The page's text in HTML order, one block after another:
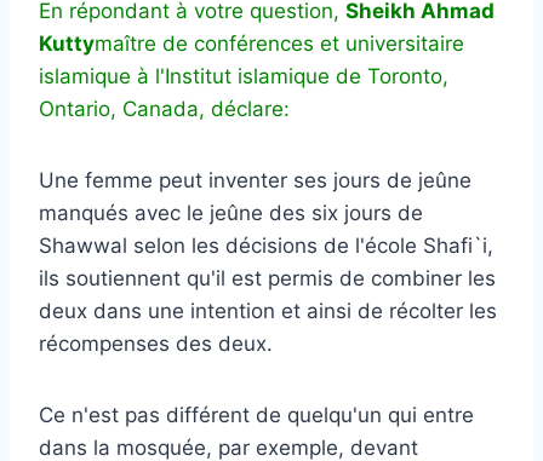
En répondant à votre question, Sheikh Ahmad
Kuttymaître de conférences et universitaire
islamique à l'Institut islamique de Toronto,
Ontario, Canada, déclare:
Une femme peut inventer ses jours de jeûne
manqués avec le jeûne des six jours de
Shawwal selon les décisions de l'école Shafi`i,
ils soutiennent qu'il est permis de combiner les
deux dans une intention et ainsi de récolter les
récompenses des deux.
Ce n'est pas différent de quelqu'un qui entre
dans la mosquée, par exemple, devant